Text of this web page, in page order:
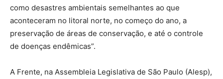
como desastres ambientais semelhantes ao que
aconteceram no litoral norte, no começo do ano, a
preservação de áreas de conservação, e até o controle
de doenças endêmicas”.
A Frente, na Assembleia Legislativa de São Paulo (Alesp),